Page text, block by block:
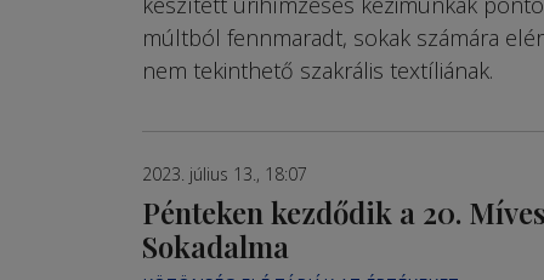
múltból fennmaradt, sokak számára
nem tekinthető szakrális textíliának.
2023. július 13., 18:07
Pénteken kezdődik a 20.
Sokadalma